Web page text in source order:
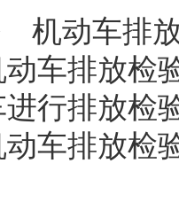
机动车排
车排放检
行排放检
车排放检